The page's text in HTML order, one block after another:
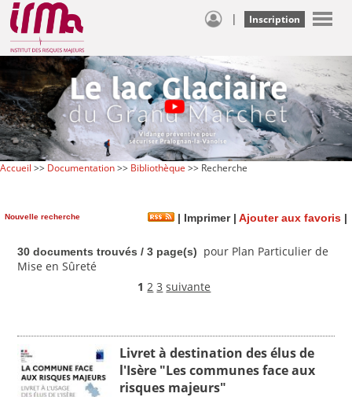
| Inscription
Accueil >> Documentation>> Bibliothèque >> Recherche
Nouvelle recherche | Imprimer| Ajouter aux favoris |
30 documents trouvés / 3 page(s)
pour Plan Particulier de
Mise en Sûreté
1 2 3 suivante
Livret à destination des élus de
l'Isère "Les communes face aux
risques majeurs"